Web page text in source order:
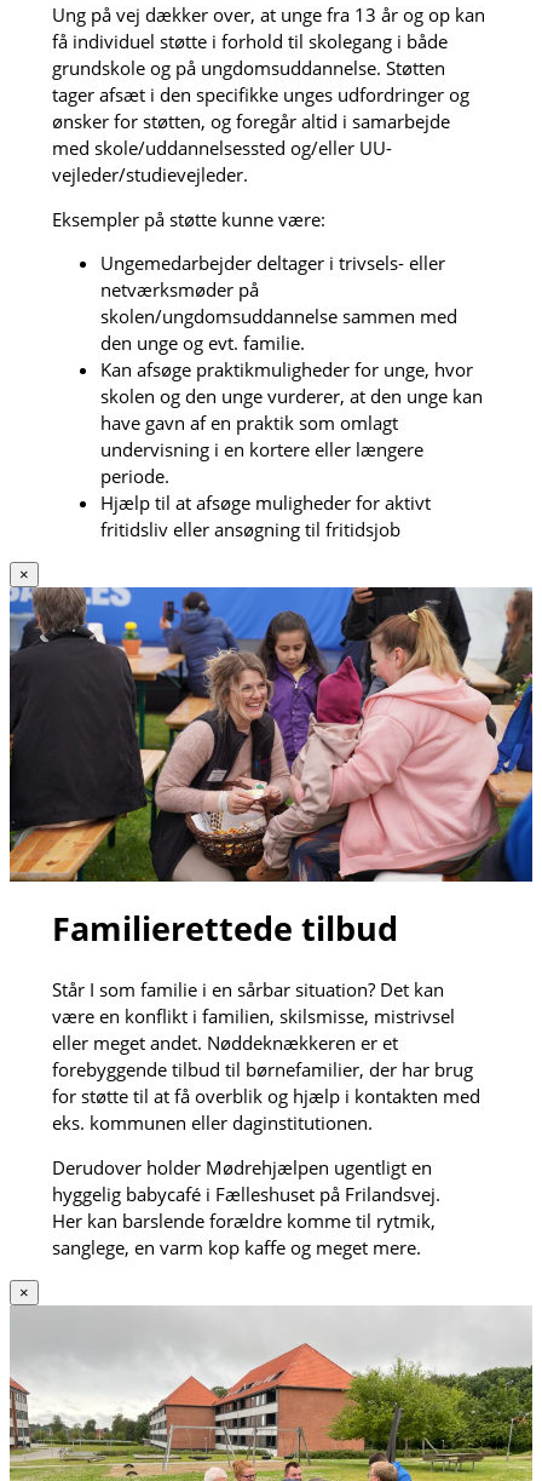
Ung på vej dækker over, at unge fra 13 år og op kan
få individuel støtte i forhold til skolegang i både
grundskole og på ungdomsuddannelse. Støtten
tager afsæt i den specifikke unges udfordringer og
ønsker for støtten, og foregår altid i samarbejde
med skole/uddannelsessted og/eller UU-
vejleder/studievejleder.
Eksempler på støtte kunne være:
Ungemedarbejder deltager i trivsels- eller
netværksmøder på
skolen/ungdomsuddannelse sammen med
den unge og evt. familie.
Kan afsøge praktikmuligheder for unge, hvor
skolen og den unge vurderer, at den unge kan
have gavn af en praktik som omlagt
undervisning i en kortere eller længere
periode.
Hjælp til at afsøge muligheder for aktivt
fritidsliv eller ansøgning til fritidsjob
×
Familierettede tilbud
Står I som familie i en sårbar situation? Det kan
være en konflikt i familien, skilsmisse, mistrivsel
eller meget andet. Nøddeknækkeren er et
forebyggende tilbud til børnefamilier, der har brug
for støtte til at få overblik og hjælp i kontakten med
eks. kommunen eller daginstitutionen.
Derudover holder Mødrehjælpen ugentligt en
hyggelig babycafé i Fælleshuset på Frilandsvej.
Her kan barslende forældre komme til rytmik,
sanglege, en varm kop kaffe og meget mere.
×